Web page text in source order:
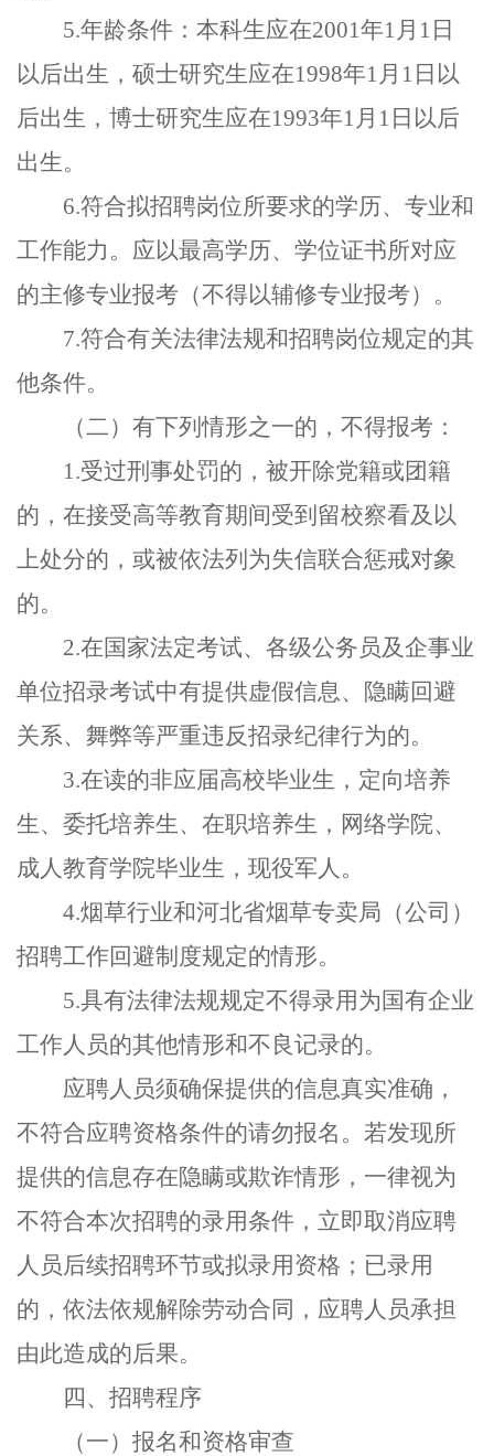
5.年龄条件：本科生应在2001年1 月 1 日
以后出生，硕士研究生应在1998年1 月 1 日以
后出生，博士研究生应在1993年1 月 1 日以后
出生。
6.符合拟招聘岗位所要求的学历、专业和
工作能力。应以最高学历、学位证书所对应
的主修专业报考（不得以辅修专业报考）。
7.符合有关法律法规和招聘岗位规定的其
他条件。
（二）有下列情形之一的，不得报考：
1.受过刑事处罚的，被开除党籍或团籍
的，在接受高等教育期间受到留校察看及以
上处分的，或被依法列为失信联合惩戒对象
的。
2.在国家法定考试、各级公务员及企事业
单位招录考试中有提供虚假信息、隐瞒回避
关系、舞弊等严重违反招录纪律行为的。
3.在读的非应届高校毕业生，定向培养
生、委托培养生、在职培养生，网络学院、
成人教育学院毕业生，现役军人。
4.烟草行业和河北省烟草专卖局（公司）
招聘工作回避制度规定的情形。
5.具有法律法规规定不得录用为国有企业
工作人员的其他情形和不良记录的。
应聘人员须确保提供的信息真实准确，
不符合应聘资格条件的请勿报名。若发现所
提供的信息存在隐瞒或欺诈情形，一律视为
不符合本次招聘的录用条件，立即取消应聘
人员后续招聘环节或拟录用资格；已录用
的，依法依规解除劳动合同，应聘人员承担
由此造成的后果。
四、招聘程序
（一）报名和资格审查